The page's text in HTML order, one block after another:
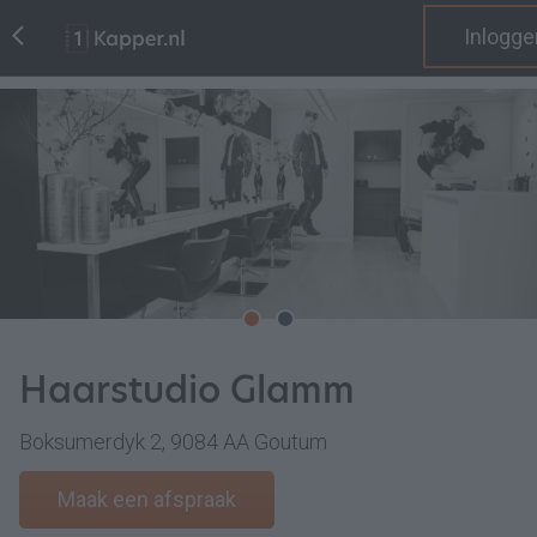
Haarstudio Glamm
Boksumerdyk 2, 9084 AA Goutum
Maak een afspraak